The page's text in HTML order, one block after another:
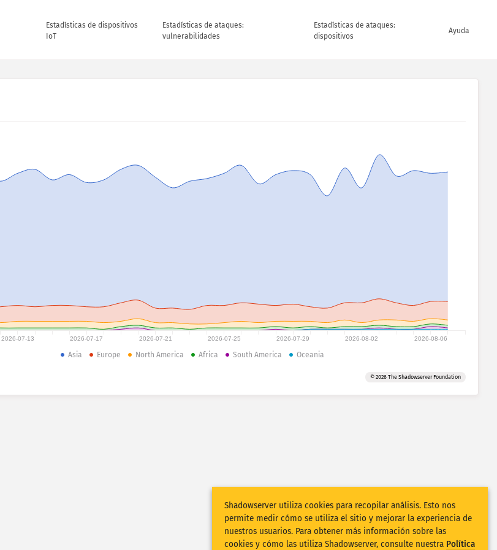
Estadísticas de dispositivos
IoT
Estadísticas de ataques:
vulnerabilidades
Estadísticas de ataques:
dispositivos
Ayuda
2026-07-13 2026-07-17 2026-07-21 2026-07-25 2026-07-29 2026-08-02 2026-08-06
Asia Europe North America Africa South America Oceania
© 2026 The Shadowserver Foundation
Shadowserver utiliza cookies para recopilar análisis. Esto nos
permite medir cómo se utiliza el sitio y mejorar la experiencia de
nuestros usuarios. Para obtener más información sobre las
cookies y cómo las utiliza Shadowserver, consulte nuestra Política